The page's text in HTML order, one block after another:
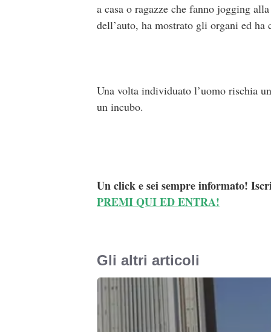
a casa o ragazze che fanno jogging
dell’auto, ha mostrato gli organi ed
Una volta individuato l’uomo rischia
un incubo.
Un click e sei sempre informato!
PREMI QUI ED ENTRA!
Gli altri articoli